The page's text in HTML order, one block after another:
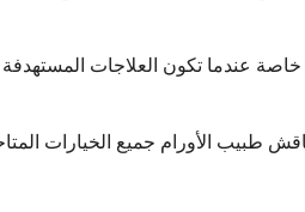
عندما تكون العلاجات